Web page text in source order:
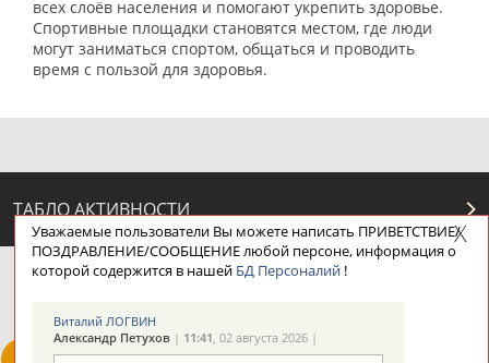
всех слоёв населения и помогают укрепить здоровье.
Спортивные площадки становятся местом, где люди
могут заниматься спортом, общаться и проводить
время с пользой для здоровья.
ТАБЛО АКТИВНОСТИ
ЦЕЛИ ПРОЕКТА НАШИ КНОПКИ
Уважаемые пользователи Вы можете написать ПРИВЕТСТВИЕ/
ПОЗДРАВЛЕНИЕ/СООБЩЕНИЕ любой персоне, информация о
которой содержится в нашей БД Персоналий!
Виталий ЛОГВИН
Александр Петухов| 11:41, 02 августа 2026 |